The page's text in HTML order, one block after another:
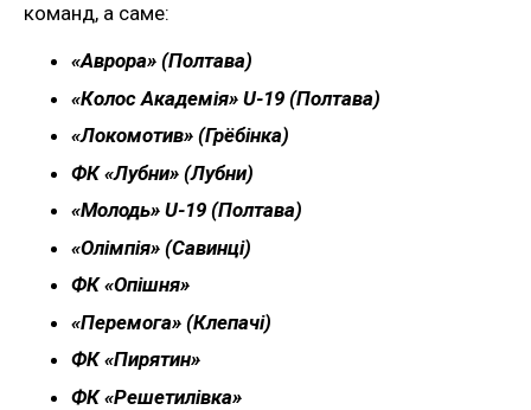
команд, а саме:
«Аврора» (Полтава)
«Колос Академія» U-19 (Полтава)
«Локомотив» (Грёбінка)
ФК «Лубни» (Лубни)
«Молодь» U-19 (Полтава)
«Олімпія» (Савинці)
ФК «Опішня»
«Перемога» (Клепачі)
ФК «Пирятин»
ФК «Решетилівка»